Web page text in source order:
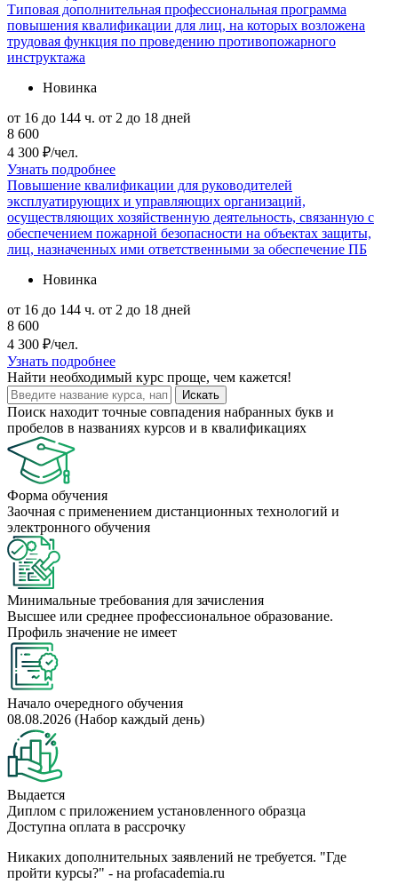
Типовая дополнительная профессиональная программа
повышения квалификации для лиц, на которых возложена
трудовая функция по проведению противопожарного
инструктажа
Новинка
от 16 до 144 ч. от 2 до 18 дней
8 600
4 300 ₽/чел.
Узнать подробнее
Повышение квалификации для руководителей
эксплуатирующих и управляющих организаций,
осуществляющих хозяйственную деятельность, связанную с
обеспечением пожарной безопасности на объектах защиты,
лиц, назначенных ими ответственными за обеспечение ПБ
Новинка
от 16 до 144 ч. от 2 до 18 дней
8 600
4 300 ₽/чел.
Узнать подробнее
Найти необходимый курс проще, чем кажется!
Искать
Поиск находит точные совпадения набранных букв и
пробелов в названиях курсов и в квалификациях
Форма обучения
Заочная с применением дистанционных технологий и
электронного обучения
Минимальные требования для зачисления
Высшее или среднее профессиональное образование.
Профиль значение не имеет
Начало очередного обучения
08.08.2026 (Набор каждый день)
Выдается
Диплом с приложением установленного образца
Доступна оплата в рассрочку
Никаких дополнительных заявлений не требуется. "Где
пройти курсы?" - на profacademia.ru